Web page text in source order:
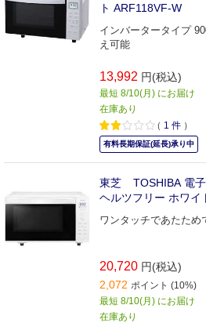
ト ARF118VF-W
インバータータイプ
え可能
13,992 円(税込)
最短 8/10(月) にお届け
在庫あり
（ 1 件 ）
有料長期保証(延長)承り中
東芝 TOSHIBA 電
ヘルツフリー ホワイ
ワンタッチであたため
20,720 円(税込)
2,072 ポイント (10%)
最短 8/10(月) にお届け
在庫あり